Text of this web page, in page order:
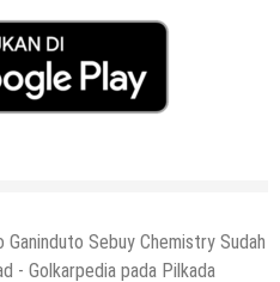
Sebuy Chemistry Sudah
- Golkarpedia pada Pilkada